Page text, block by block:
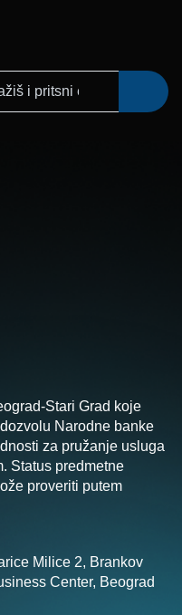
Stari Grad koje
Narodne banke
za pružanje usluga
Status predmetne
proveriti putem
Milice 2, Brankov
Center, Beograd